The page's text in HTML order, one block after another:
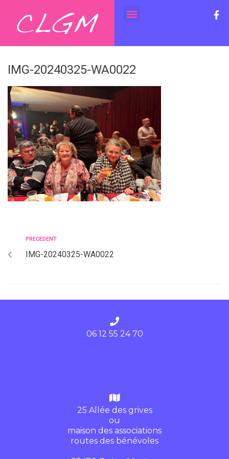
IMG-20240325-WA0022
PRECEDENT
IMG-20240325-WA0022
06 12 55 24 70
25 Allée des grives
ou
maison des associations
routes des bénévoles